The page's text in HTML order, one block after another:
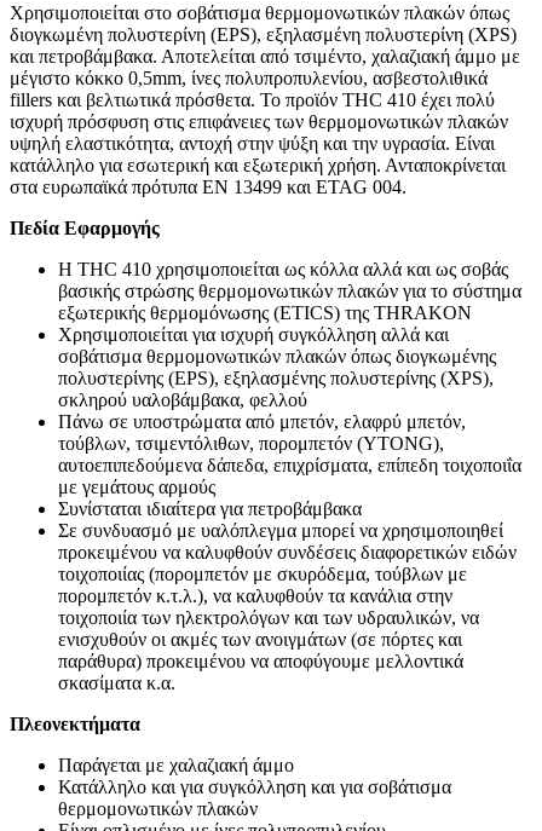
Χρησιμοποιείται στο σοβάτισμα θερμομονωτικών πλακών όπως
διογκωμένη πολυστερίνη (EPS), εξηλασμένη πολυστερίνη (XPS)
και πετροβάμβακα. Αποτελείται από τσιμέντο, χαλαζιακή άμμο με
μέγιστο κόκκο 0,5mm, ίνες πολυπροπυλενίου, ασβεστολιθικά
fillers και βελτιωτικά πρόσθετα. Το προϊόν THC 410 έχει πολύ
ισχυρή πρόσφυση στις επιφάνειες των θερμομονωτικών πλακών
υψηλή ελαστικότητα, αντοχή στην ψύξη και την υγρασία. Είναι
κατάλληλο για εσωτερική και εξωτερική χρήση. Ανταποκρίνεται
στα ευρωπαϊκά πρότυπα ΕΝ 13499 και ΕTAG 004.
Πεδία Εφαρμογής
Η THC 410 χρησιμοποιείται ως κόλλα αλλά και ως σοβάς
βασικής στρώσης θερμομονωτικών πλακών για το σύστημα
εξωτερικής θερμομόνωσης (ETICS) της THRAKON
Χρησιμοποιείται για ισχυρή συγκόλληση αλλά και
σοβάτισμα θερμομονωτικών πλακών όπως διογκωμένης
πολυστερίνης (ΕPS), εξηλασμένης πολυστερίνης (ΧPS),
σκληρού υαλοβάμβακα, φελλού
Πάνω σε υποστρώματα από μπετόν, ελαφρύ μπετόν,
τούβλων, τσιμεντόλιθων, πορομπετόν (YTONG),
αυτοεπιπεδούμενα δάπεδα, επιχρίσματα, επίπεδη τοιχοποιΐα
με γεμάτους αρμούς
Συνίσταται ιδιαίτερα για πετροβάμβακα
Σε συνδυασμό με υαλόπλεγμα μπορεί να χρησιμοποιηθεί
προκειμένου να καλυφθούν συνδέσεις διαφορετικών ειδών
τοιχοποιίας (πορομπετόν με σκυρόδεμα, τούβλων με
πορομπετόν κ.τ.λ.), να καλυφθούν τα κανάλια στην
τοιχοποιία των ηλεκτρολόγων και των υδραυλικών, να
ενισχυθούν οι ακμές των ανοιγμάτων (σε πόρτες και
παράθυρα) προκειμένου να αποφύγουμε μελλοντικά
σκασίματα κ.α.
Πλεονεκτήματα
Παράγεται με χαλαζιακή άμμο
Κατάλληλο και για συγκόλληση και για σοβάτισμα
θερμομονωτικών πλακών